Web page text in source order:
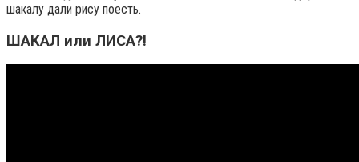
шакалу дали рису поесть.
ШАКАЛ или ЛИСА?!